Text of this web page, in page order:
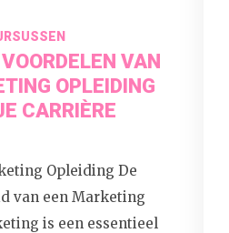
VAN
OPLEIDING
CARRIÈRE
Opleiding De
van een Marketing
is een essentieel